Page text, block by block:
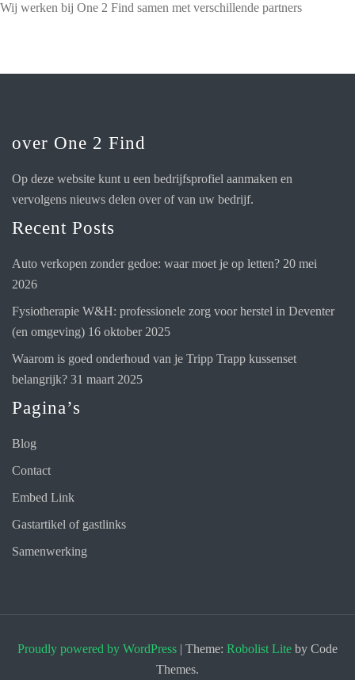
Wij werken bij One 2 Find samen met verschillende partners
over One 2 Find
Op deze website kunt u een bedrijfsprofiel aanmaken en
vervolgens nieuws delen over of van uw bedrijf.
Recent Posts
Auto verkopen zonder gedoe: waar moet je op letten? 20 mei
2026
Fysiotherapie W&H: professionele zorg voor herstel in Deventer
(en omgeving) 16 oktober 2025
Waarom is goed onderhoud van je Tripp Trapp kussenset
belangrijk? 31 maart 2025
Pagina’s
Blog
Contact
Embed Link
Gastartikel of gastlinks
Samenwerking
Proudly powered by WordPress | Theme: Robolist Lite by Code
Themes.